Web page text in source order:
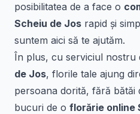
posibilitatea de a face o
Scheiu de Jos rapid și
suntem aici să te ajutăm.
În plus, cu serviciul nostru
de Jos, florile tale ajung
persoana dorită, fără bătăi
bucuri de o florărie online